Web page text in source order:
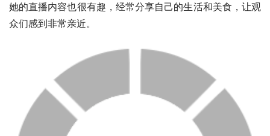
她的直播内容也很有趣，经常分享自己的生活和美食，让观
众们感到非常亲近。